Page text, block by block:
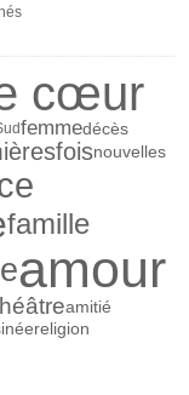
cœur
femmedécès
nouvelles
famille
amour
amitié
religion